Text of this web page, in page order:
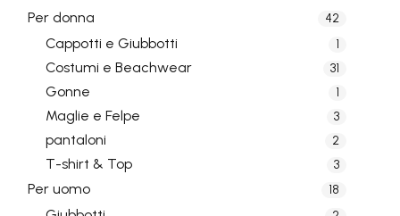
Per donna 42
Cappotti e Giubbotti 1
Costumi e Beachwear 31
Gonne 1
Maglie e Felpe 3
pantaloni 2
T-shirt & Top 3
Per uomo 18